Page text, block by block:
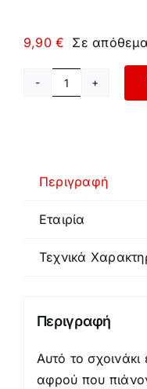
9,90€ Σε απόθεμα
Σχοινάκι
Περιγραφή
Εταιρία
Τεχνικά
Περιγραφή
Αυτό το
αφρού που